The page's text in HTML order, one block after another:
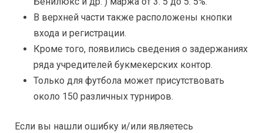
В верхней части также расположены кнопки
входа и регистрации.
Кроме того, появились сведения о задержаниях
ряда учредителей букмекерских контор.
Только для футбола может присутствовать
около 150 различных турниров.
Если вы нашли ошибку и/или являетесь